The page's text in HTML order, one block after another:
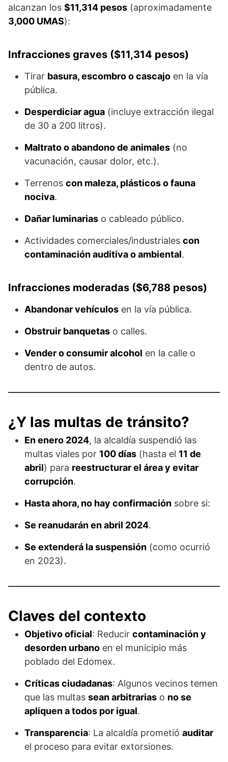
alcanzan los $11,314 pesos (aproximadamente
3,000 UMAS):
Infracciones graves ($11,314 pesos)
Tirar basura, escombro o cascajo en la vía
pública.
Desperdiciar agua (incluye extracción ilegal
de 30 a 200 litros).
Maltrato o abandono de animales (no
vacunación, causar dolor, etc.).
Terrenos con maleza, plásticos o fauna
nociva.
Dañar luminarias o cableado público.
Actividades comerciales/industriales con
contaminación auditiva o ambiental.
Infracciones moderadas ($6,788 pesos)
Abandonar vehículos en la vía pública.
Obstruir banquetas o calles.
Vender o consumir alcohol en la calle o
dentro de autos.
¿Y las multas de tránsito?
En enero 2024, la alcaldía suspendió las
multas viales por 100 días (hasta el 11 de
abril) para reestructurar el área y evitar
corrupción.
Hasta ahora, no hay confirmación sobre si:
Se reanudarán en abril 2024.
Se extenderá la suspensión (como ocurrió
en 2023).
Claves del contexto
Objetivo oficial: Reducir contaminación y
desorden urbano en el municipio más
poblado del Edomex.
Críticas ciudadanas: Algunos vecinos temen
que las multas sean arbitrarias o no se
apliquen a todos por igual.
Transparencia: La alcaldía prometió auditar
el proceso para evitar extorsiones.